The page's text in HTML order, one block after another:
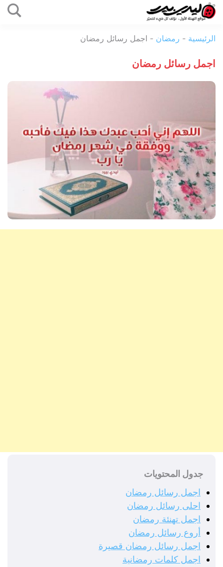
المحتوى
بيرد
الرئيسية - رمضان - اجمل رسائل رمضان
اجمل رسائل رمضان
جدول المحتويات
اجمل رسائل رمضان
احلى رسائل رمضان
اجمل تهنئة رمضان
أروع رسائل رمضان
اجمل رسائل رمضان قصيرة
اجمل كلمات رمضانية